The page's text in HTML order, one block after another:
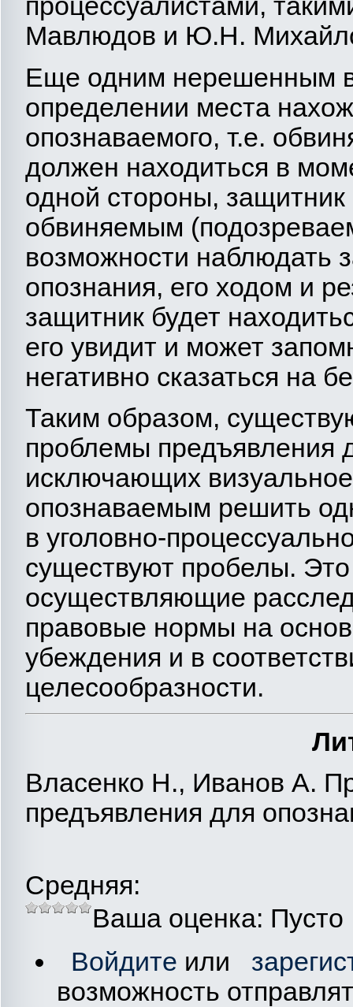
Мавлюдов и Ю.Н.
Еще одним нерешенным
определении места
опознаваемого, т.е.
должен находиться в
одной стороны, защитник
обвиняемым
возможности наблюдать
опознания, его ходом и
защитник будет
его увидит и может
негативно сказаться на
Таким образом,
проблемы предъявления
исключающих
опознаваемым решить
в уголовно-
существуют пробелы.
осуществляющие
правовые нормы на
убеждения и в
целесообразности.
Власенко Н., Иванов А.
предъявления для
Средняя:
Ваша оценка: Пусто
Войдите или
возможность